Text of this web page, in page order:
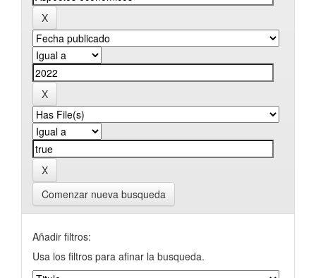
Comenzar nueva busqueda
Añadir filtros:
Usa los filtros para afinar la busqueda.